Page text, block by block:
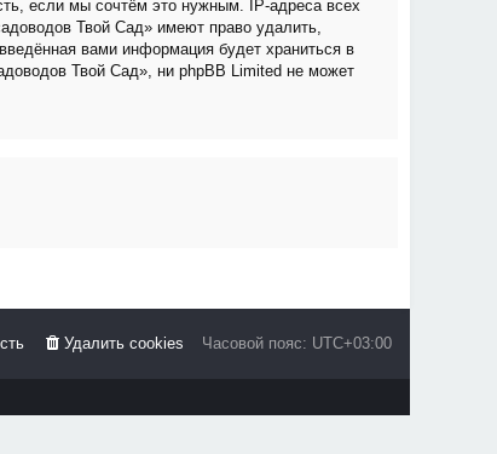
если мы сочтём это нужным. IP-адреса всех
Твой Сад» имеют право удалить,
вами информация будет храниться в
Твой Сад», ни phpBB Limited не может
Часовой пояс: UTC+03:00
Удалить cookies